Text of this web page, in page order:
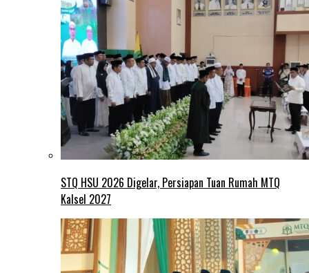
STQ HSU 2026 Digelar, Persiapan Tuan Rumah MTQ
Kalsel 2027